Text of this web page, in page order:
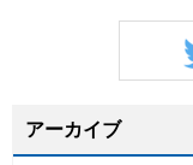
アーカイブ